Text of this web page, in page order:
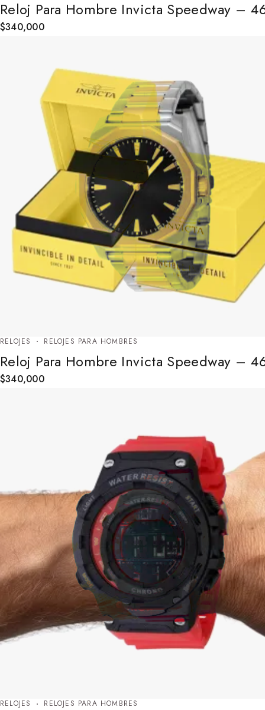
Reloj Para Hombre Invicta Speedway –
$340,000
RELOJES RELOJES PARA HOMBRES
Reloj Para Hombre Invicta Speedway –
$340,000
RELOJES RELOJES PARA HOMBRES